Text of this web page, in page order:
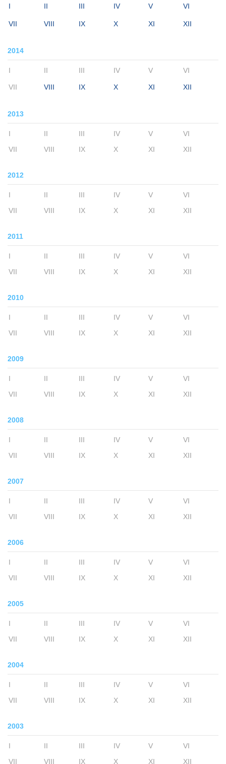
I II III IV V VI
VII VIII IX X XI XII
2014
I II III IV V VI
VII VIII IX X XI XII
2013
I II III IV V
VI
VII
VIII IX X XI XII
2012
I II III IV V
VI
VII
VIII IX X XI XII
2011
I II III IV V
VI
VII
VIII IX X XI XII
2010
I II III IV V
VI
VII
VIII IX X XI XII
2009
I II III IV V
VI
VII
VIII IX X XI XII
2008
I II III IV V
VI
VII
VIII IX X XI XII
2007
I II III IV V
VI
VII
VIII IX X XI XII
2006
I II III IV V
VI
VII
VIII IX X XI XII
2005
I II III IV V
VI
VII
VIII IX X XI XII
2004
I II III IV V
VI
VII
VIII IX X XI XII
2003
I II III IV V
VI
VII
VIII IX X XI XII